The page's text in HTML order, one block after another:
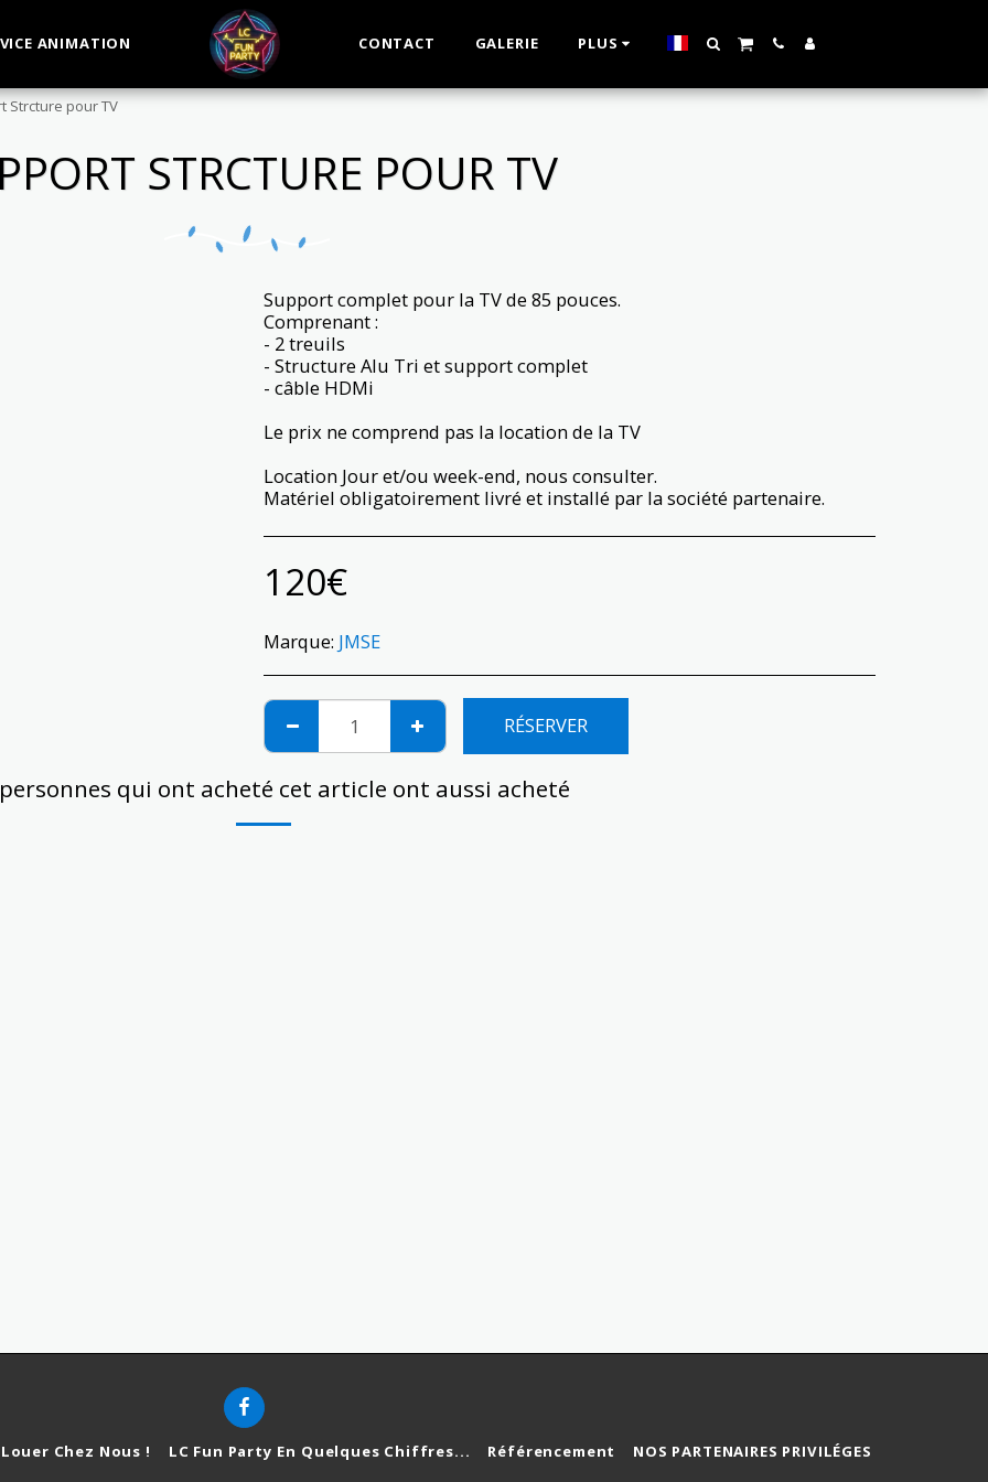
ANIMATION CONTACT GALERIE PLUS
Strcture pour TV
STRCTURE POUR TV
Support complet pour la TV de 85 pouces.
Comprenant :
- 2 treuils
- Structure Alu Tri et support complet
- câble HDMi
Le prix ne comprend pas la location de la TV
Location Jour et/ou week-end, nous consulter.
Matériel obligatoirement livré et installé par la société partenaire.
120€
Marque: JMSE
RÉSERVER
qui ont acheté cet article ont aussi acheté
Chez Nous ! LC Fun Party En Quelques Chiffres... Référencement
NOS PARTENAIRES PRIVILÉGES